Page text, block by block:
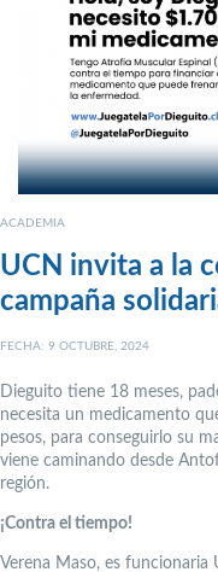
ACADEMIA
UCN invita a la
campaña
FECHA: 9 OCTUBRE, 2024
Dieguito tiene 18 meses,
necesita un medicamento
pesos, para conseguirlo su
viene caminando desde
región.
¡Contra el tiempo!
Verena Maso, es funcionaria